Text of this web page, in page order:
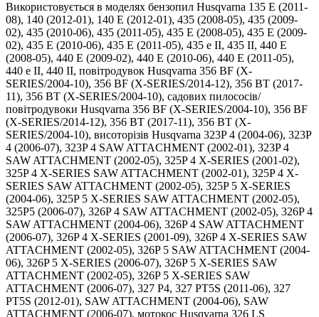
Використовується в моделях бензопил Husqvarna 135 E (2011-
08), 140 (2012-01), 140 E (2012-01), 435 (2008-05), 435 (2009-
02), 435 (2010-06), 435 (2011-05), 435 E (2008-05), 435 E (2009-
02), 435 E (2010-06), 435 E (2011-05), 435 e II, 435 II, 440 E
(2008-05), 440 E (2009-02), 440 E (2010-06), 440 E (2011-05),
440 e II, 440 II, повітродувок Husqvarna 356 BF (X-
SERIES/2004-10), 356 BF (X-SERIES/2014-12), 356 BT (2017-
11), 356 BT (X-SERIES/2004-10), садових пилососів/
повітродувоки Husqvarna 356 BF (X-SERIES/2004-10), 356 BF
(X-SERIES/2014-12), 356 BT (2017-11), 356 BT (X-
SERIES/2004-10), висоторізів Husqvarna 323P 4 (2004-06), 323P
4 (2006-07), 323P 4 SAW ATTACHMENT (2002-01), 323P 4
SAW ATTACHMENT (2002-05), 325P 4 X-SERIES (2001-02),
325P 4 X-SERIES SAW ATTACHMENT (2002-01), 325P 4 X-
SERIES SAW ATTACHMENT (2002-05), 325P 5 X-SERIES
(2004-06), 325P 5 X-SERIES SAW ATTACHMENT (2002-05),
325P5 (2006-07), 326P 4 SAW ATTACHMENT (2002-05), 326P 4
SAW ATTACHMENT (2004-06), 326P 4 SAW ATTACHMENT
(2006-07), 326P 4 X-SERIES (2001-09), 326P 4 X-SERIES SAW
ATTACHMENT (2002-05), 326P 5 SAW ATTACHMENT (2004-
06), 326P 5 X-SERIES (2006-07), 326P 5 X-SERIES SAW
ATTACHMENT (2002-05), 326P 5 X-SERIES SAW
ATTACHMENT (2006-07), 327 P4, 327 PT5S (2011-06), 327
PT5S (2012-01), SAW ATTACHMENT (2004-06), SAW
ATTACHMENT (2006-07), мотокос Husqvarna 326 LS